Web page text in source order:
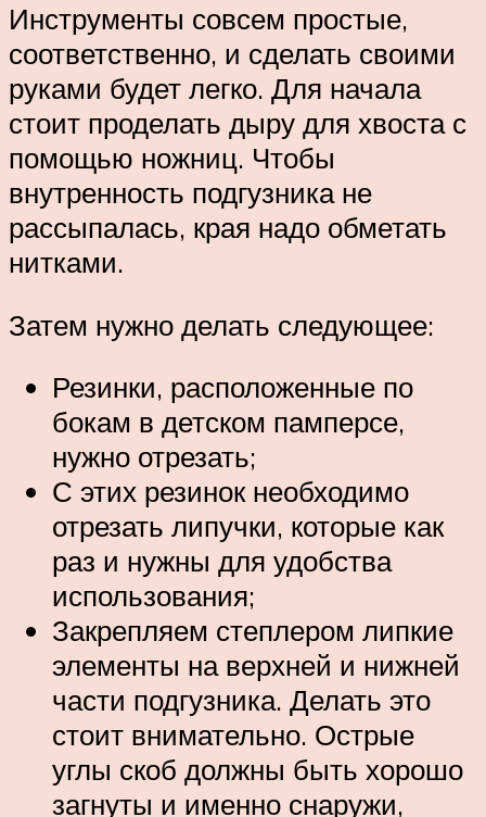
Инструменты совсем простые,
соответственно, и сделать своими
руками будет легко. Для начала
стоит проделать дыру для хвоста с
помощью ножниц. Чтобы
внутренность подгузника не
рассыпалась, края надо обметать
нитками.
Затем нужно делать следующее:
Резинки, расположенные по
бокам в детском памперсе,
нужно отрезать;
С этих резинок необходимо
отрезать липучки, которые как
раз и нужны для удобства
использования;
Закрепляем степлером липкие
элементы на верхней и нижней
части подгузника. Делать это
стоит внимательно. Острые
углы скоб должны быть хорошо
загнуты и именно снаружи,